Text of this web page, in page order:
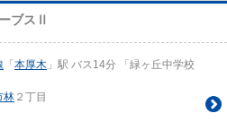
ブスⅡ
「本厚木 」駅 バス14分 「緑ヶ丘中学校
林 ２丁目